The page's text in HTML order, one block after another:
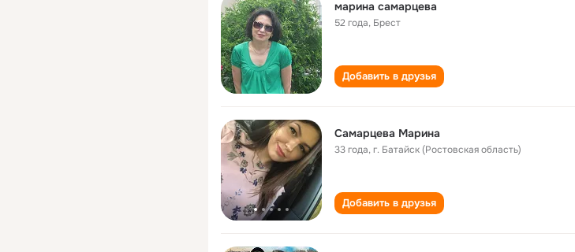
марина самарцева
52 года, Брест
Добавить в друзья
Самарцева Марина
33 года,г. Батайск (Ростовская область)
Добавить в друзья